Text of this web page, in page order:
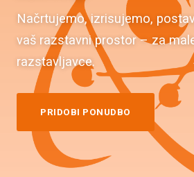
Načrtujemo, izrisujemo,
vaš razstavni prostor – za
razstavljavce.
PRIDOBI PONUDBO